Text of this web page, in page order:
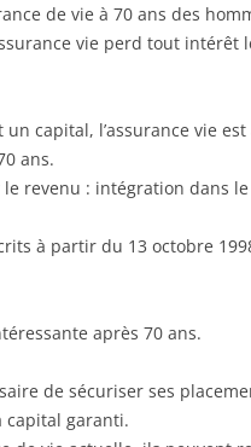
de vie à 70 ans des
vie perd tout intérêt
capital, l’assurance vie
ans.
revenu : intégration dans
à partir du 13 octobre
après 70 ans.
de sécuriser ses
capital garanti.